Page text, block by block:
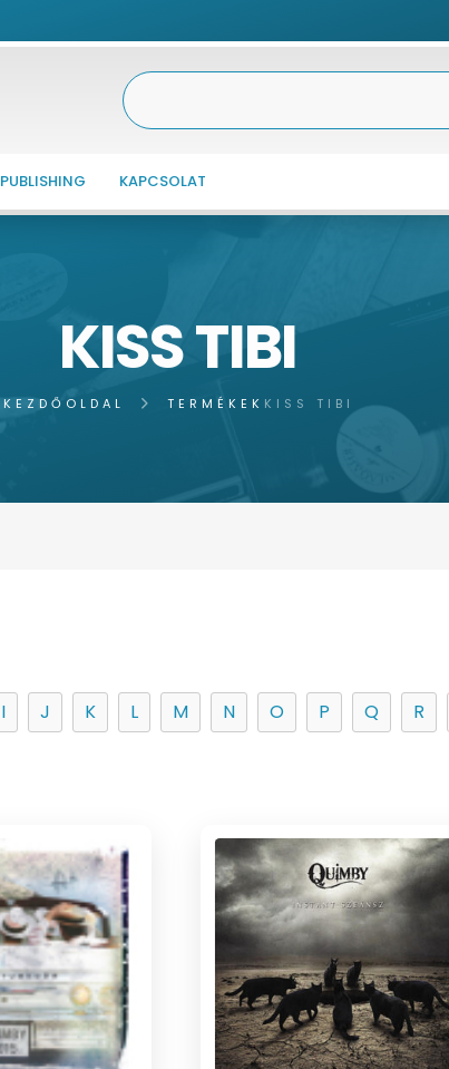
PUBLISHING KAPCSOLAT
KISS TIBI
KEZDŐOLDAL TERMÉKEK KISS TIBI
I J K L M N O P Q R